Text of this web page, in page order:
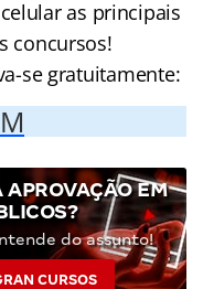
as principais
concursos!
se gratuitamente:
APROVAÇÃO EM
do assunto!
CURSOS